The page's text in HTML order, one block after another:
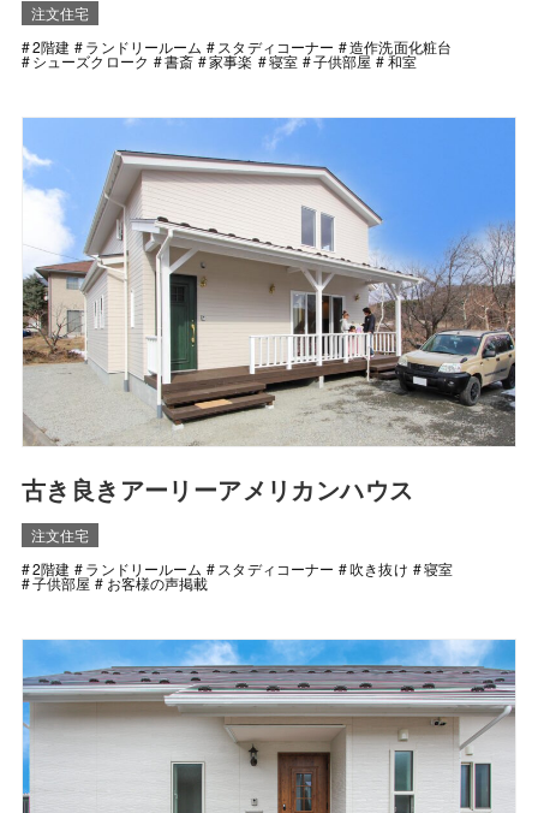
注文住宅
2階建
ランドリールーム スタディコーナー 造作洗面化粧台
シューズクローク 書斎 家事楽 寝室 子供部屋 和室
古き良きアーリーアメリカンハウス
注文住宅
2階建
ランドリールーム スタディコーナー 吹き抜け 寝室
子供部屋 お客様の声掲載